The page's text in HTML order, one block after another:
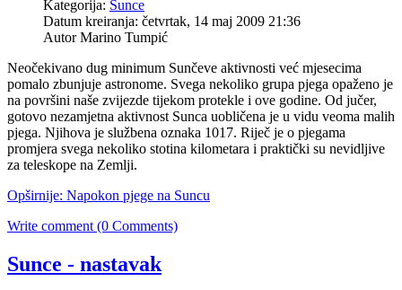
Kategorija: Sunce
Datum kreiranja: četvrtak, 14 maj 2009 21:36
Autor Marino Tumpić
Neočekivano dug minimum Sunčeve aktivnosti već mjesecima
pomalo zbunjuje astronome. Svega nekoliko grupa pjega opaženo je
na površini naše zvijezde tijekom protekle i ove godine. Od jučer,
gotovo nezamjetna aktivnost Sunca uobličena je u vidu veoma malih
pjega. Njihova je službena oznaka 1017. Riječ je o pjegama
promjera svega nekoliko stotina kilometara i praktički su nevidljive
za teleskope na Zemlji.
Opširnije: Napokon pjege na Suncu
Write comment (0 Comments)
Sunce - nastavak